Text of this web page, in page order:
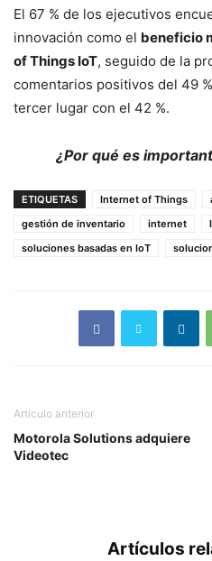
El 67 % de los ejecutivos
innovación como el beneficio
of Things IoT, seguido de la
comentarios positivos del 49
tercer lugar con el 42 %.
¿Por qué es
ETIQUETAS Internet of Things
gestión de inventario
internet
soluciones basadas en IoT
Artículo anterior
Motorola Solutions adquiere
Videotec
Artículos